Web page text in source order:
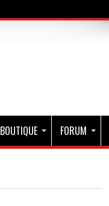
BOUTIQUE FORUM